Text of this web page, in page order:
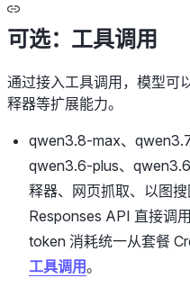
可选：工具调用
通过接入工具调用，模型可
释器等扩展能力。
qwen3.8-max、
qwen3.6-plus、
释器、网页抓取、以图
Responses API 直接调
token 消耗统一从套餐
工具调用。